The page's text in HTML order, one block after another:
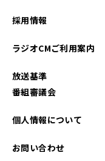
採用情報
ラジオCMご利用案内
放送基準
番組審議会
個人情報について
お問い合わせ